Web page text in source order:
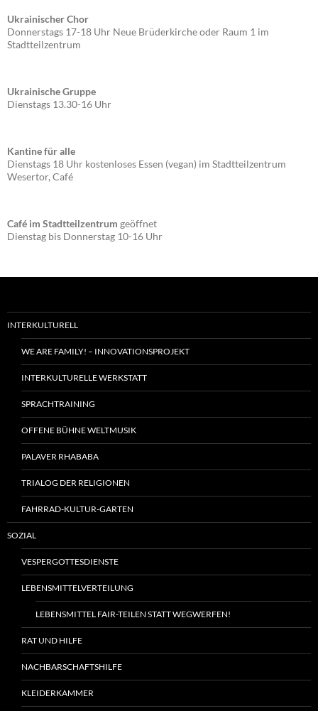
Ukrainischer Chor
Donnerstags 17-18 Uhr Neue Brüderkirche oder Raum 1 im
Stadtteilzentrum
Ukrainische Gruppe
Dienstags 13.30-16 Uhr
Kantine für alle
Dienstags 18 Uhr kostenloses Essen (vegan) im Stadtteilzentrum
Wesertor, Café
Café im Stadtteilzentrum geöffnet
Dienstag bis Donnerstag 10-16 Uhr
INTERKULTURELL
WE ARE FAMILY! – INNOVATIONSPROJEKT
INTERKULTURELLE WERKSTATT
SPRACHTRAINING
OFFENE BÜHNE WELTMUSIK
PALAVER RHABABA
TRIALOG DER RELIGIONEN
FAHRRAD-KULTUR-GARTEN
SOZIAL
VESPERGOTTESDIENSTE
LEBENSMITTELVERTEILUNG
LEBENSMITTEL FAIR-TEILEN STATT WEGWERFEN!
RAT UND HILFE
NACHBARSCHAFTSHILFE
KLEIDERKAMMER